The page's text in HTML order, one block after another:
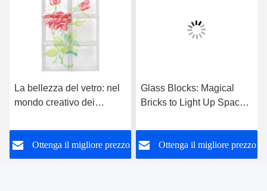
La bellezza del vetro: nel
mondo creativo dei
blocchi di cristallo
Ottenga il migliore prezzo
Glass Blocks: Magical
Bricks to Light Up Spaces
Ottenga il migliore prezzo